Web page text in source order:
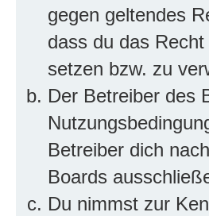
gegen geltendes
dass du das
setzen bzw. zu
Der Betreiber des
Betreiber dich
Boards
Du nimmst zur